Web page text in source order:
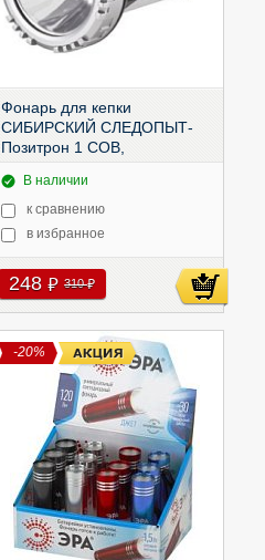
Фонарь для кепки
СИБИРСКИЙ СЛЕДОПЫТ-
Позитрон 1 COB,
В наличии
к сравнению
в избранное
248руб 310руб
-20%